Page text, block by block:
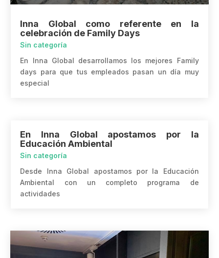
Inna Global como referente en la
celebración de Family Days
Sin categoría
En Inna Global desarrollamos los mejores Family
days para que tus empleados pasan un día muy
especial
En Inna Global apostamos por la
Educación Ambiental
Sin categoría
Desde Inna Global apostamos por la Educación
Ambiental con un completo programa de
actividades